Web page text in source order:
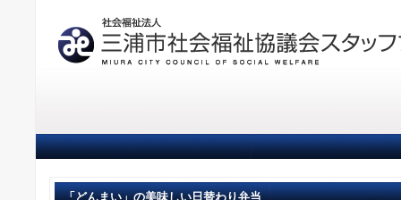
「どんまい」の美味しい日替わり弁当